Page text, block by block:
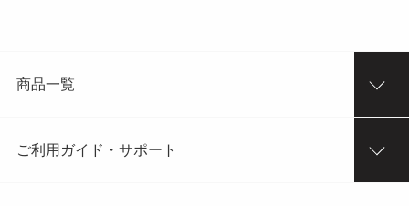
商品一覧
ご利用ガイド・サポート